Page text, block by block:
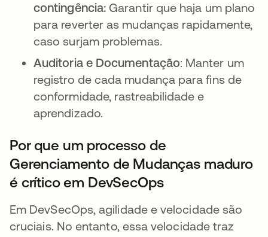
contingência: Garantir que haja um plano
para reverter as mudanças rapidamente,
caso surjam problemas.
Auditoria e Documentação: Manter um
registro de cada mudança para fins de
conformidade, rastreabilidade e
aprendizado.
Por que um processo de
Gerenciamento de Mudanças maduro
é crítico em DevSecOps
Em DevSecOps, agilidade e velocidade são
cruciais. No entanto, essa velocidade traz